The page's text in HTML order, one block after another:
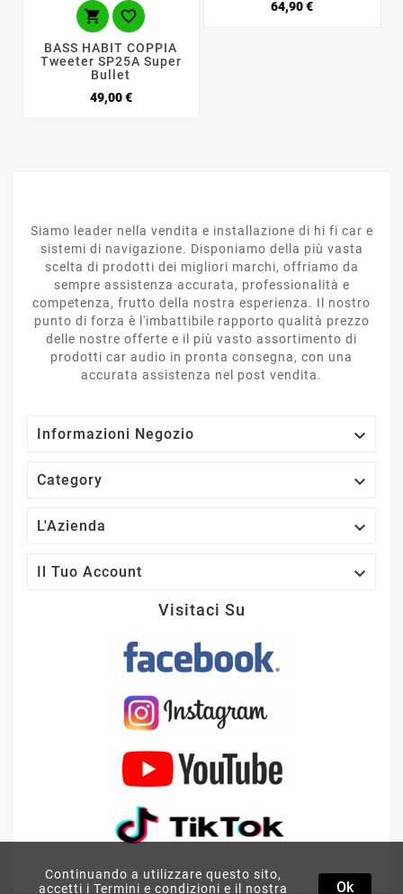
Continuando a utilizzare questo sito,
accetti i Termini e condizioni e il nostra
Ok
 
BASS HABIT COPPIA
Tweeter SP25A Super
Bullet
49,00 €Prezzo
64,90 €Prezzo
VO-B1 TWEETER SUPER
BULLET DD PER AUTO
Siamo leader nella vendita e installazione di hi fi car e
sistemi di navigazione. Disponiamo della più vasta
scelta di prodotti dei migliori marchi, offriamo da
sempre assistenza accurata, professionalità e
competenza, frutto della nostra esperienza. Il nostro
punto di forza è l'imbattibile rapporto qualità prezzo
delle nostre offerte e il più vasto assortimento di
prodotti car audio in pronta consegna, con una
accurata assistenza nel post vendita.
Informazioni Negozio 
Category 
L'Azienda 
Il Tuo Account 
Visitaci Su